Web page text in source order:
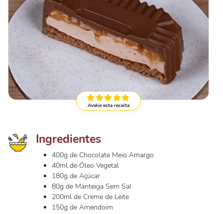
Avalie esta receita
Ingredientes
400g de Chocolate Meio Amargo
40ml de Óleo Vegetal
180g de Açúcar
80g de Manteiga Sem Sal
200ml de Creme de Leite
150g de Amendoim